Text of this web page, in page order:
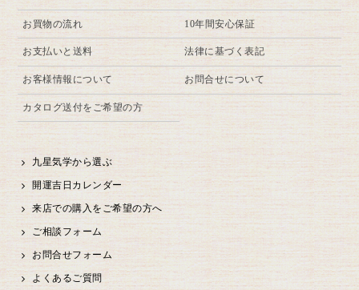
お買物の流れ 10年間安心保証
お支払いと送料 法律に基づく表記
お客様情報について お問合せについて
カタログ送付をご希望の方
九星気学から選ぶ
開運吉日カレンダー
来店での購入をご希望の方へ
ご相談フォーム
お問合せフォーム
よくあるご質問